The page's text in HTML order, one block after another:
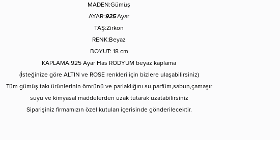
MADEN:Gümüş
AYAR:925Ayar
TAŞ:Zirkon
RENK:Beyaz
BOYUT: 18 cm
KAPLAMA:925 Ayar Has RODYUM beyaz kaplama
(İsteğinize göre ALTIN ve ROSE renkleri için bizlere ulaşabilirsiniz)
Tüm gümüş takı ürünlerinin ömrünü ve parlaklığını su,parfüm,sabun,çamaşır
suyu ve kimyasal maddelerden uzak tutarak uzatabilirsiniz
Siparişiniz firmamızın özel kutuları içerisinde gönderilecektir.